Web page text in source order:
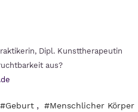
Dipl. Kunsttherapeutin
aus?
#Geburt , #Menschlicher Körper